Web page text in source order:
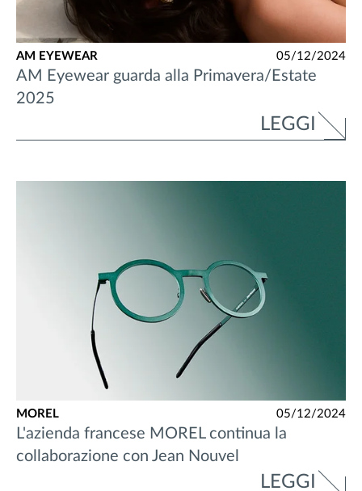
AM EYEWEAR 05/12/2024
AM Eyewear guarda alla Primavera/Estate
2025
LEGGI
MOREL 05/12/2024
L'azienda francese MOREL continua la
collaborazione con Jean Nouvel
LEGGI